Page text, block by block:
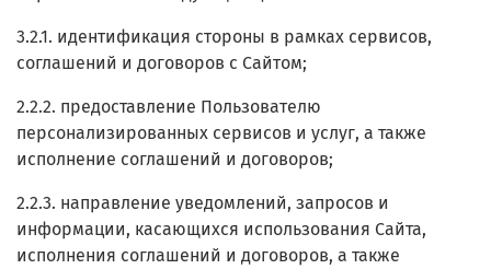
3.2.1. идентификация стороны в рамках сервисов,
соглашений и договоров с Сайтом;
2.2.2. предоставление Пользователю
персонализированных сервисов и услуг, а также
исполнение соглашений и договоров;
2.2.3. направление уведомлений, запросов и
информации, касающихся использования Сайта,
исполнения соглашений и договоров, а также